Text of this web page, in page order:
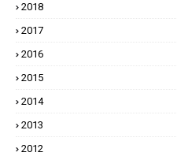
2018
2017
2016
2015
2014
2013
2012